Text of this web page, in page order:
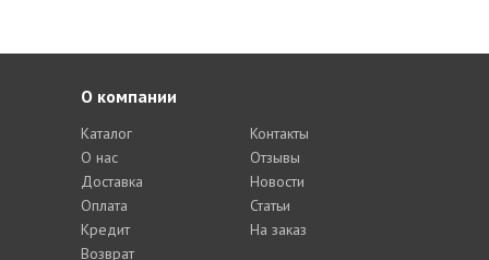
О компании
Каталог
О нас
Доставка
Оплата
Кредит
Возврат
Контакты
Отзывы
Новости
Статьи
На заказ